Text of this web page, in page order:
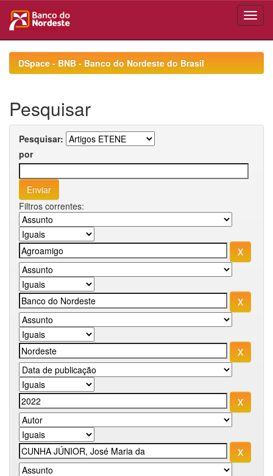
navigationDSpace - BNB - Banco do Nordeste do Brasil
Pesquisar
Pesquisar:
por
Filtros correntes: